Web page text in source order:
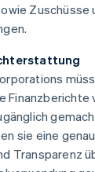
Zuschüsse
Finanzberichte
sie eine
Transparenz